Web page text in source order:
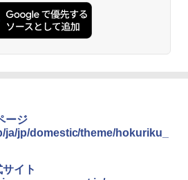
ージ
ja/jp/domestic/theme/hokuriku_
イト